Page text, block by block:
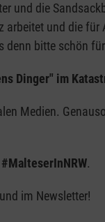
und die
und die
denn bitte schön
Dinger" im
Medien.
#MalteserInNRW.
im Newsletter!